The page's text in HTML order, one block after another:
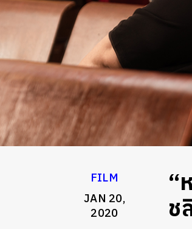
FILM
JAN 20,
2020
“
ช